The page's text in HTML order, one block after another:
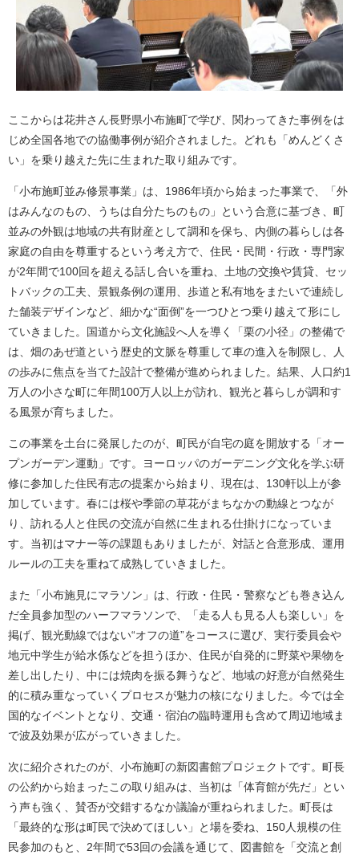
ここからは花井さん長野県小布施町で学び、関わってきた事例をは
じめ全国各地での協働事例が紹介されました。どれも「めんどくさ
い」を乗り越えた先に生まれた取り組みです。
「小布施町並み修景事業」は、1986年頃から始まった事業で、「外
はみんなのもの、うちは自分たちのもの」という合意に基づき、町
並みの外観は地域の共有財産として調和を保ち、内側の暮らしは各
家庭の自由を尊重するという考え方で、住民・民間・行政・専門家
が2年間で100回を超える話し合いを重ね、土地の交換や賃貸、セッ
トバックの工夫、景観条例の運用、歩道と私有地をまたいで連続し
た舗装デザインなど、細かな“面倒”を一つひとつ乗り越えて形にし
ていきました。国道から文化施設へ人を導く「栗の小径」の整備で
は、畑のあぜ道という歴史的文脈を尊重して車の進入を制限し、人
の歩みに焦点を当てた設計で整備が進められました。結果、人口約1
万人の小さな町に年間100万人以上が訪れ、観光と暮らしが調和す
る風景が育ちました。
この事業を土台に発展したのが、町民が自宅の庭を開放する「オー
プンガーデン運動」です。ヨーロッパのガーデニング文化を学ぶ研
修に参加した住民有志の提案から始まり、現在は、130軒以上が参
加しています。春には桜や季節の草花がまちなかの動線とつなが
り、訪れる人と住民の交流が自然に生まれる仕掛けになっていま
す。当初はマナー等の課題もありましたが、対話と合意形成、運用
ルールの工夫を重ねて成熟していきました。
また「小布施見にマラソン」は、行政・住民・警察なども巻き込ん
だ全員参加型のハーフマラソンで、「走る人も見る人も楽しい」を
掲げ、観光動線ではない“オフの道”をコースに選び、実行委員会や
地元中学生が給水係などを担うほか、住民が自発的に野菜や果物を
差し出したり、中には焼肉を振る舞うなど、地域の好意が自然発生
的に積み重なっていくプロセスが魅力の核になりました。今では全
国的なイベントとなり、交通・宿泊の臨時運用も含めて周辺地域ま
で波及効果が広がっていきました。
次に紹介されたのが、小布施町の新図書館プロジェクトです。町長
の公約から始まったこの取り組みは、当初は「体育館が先だ」とい
う声も強く、賛否が交錯するなか議論が重ねられました。町長は
「最終的な形は町民で決めてほしい」と場を委ね、150人規模の住
民参加のもと、2年間で53回の会議を通じて、図書館を「交流と創